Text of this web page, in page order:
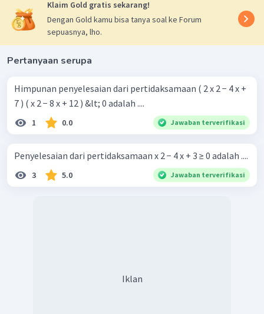
Klaim Gold gratis sekarang!
Dengan Gold kamu bisa tanya soal ke Forum
sepuasnya, lho.
Pertanyaan serupa
Himpunan penyelesaian dari pertidaksamaan ( 2 x 2 − 4 x +
7 ) ( x 2 − 8 x + 12 ) &lt; 0 adalah ....
1 0.0 Jawaban terverifikasi
Penyelesaian dari pertidaksamaan x 2 − 4 x + 3 ≥ 0 adalah ....
3 5.0 Jawaban terverifikasi
Iklan